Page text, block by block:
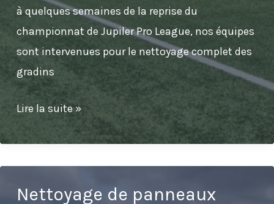
à quelques semaines de la reprise du
championnat de Jupiler Pro League, nos équipes
sont intervenues pour le nettoyage complet des
gradins
Nettoyage
gradins
du
stade
Lire la suite »
Nettoyage de panneaux